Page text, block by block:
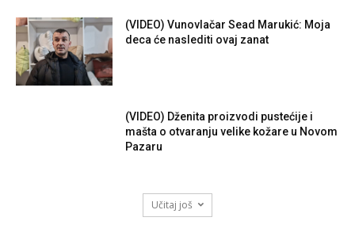
(VIDEO) Vunovlačar Sead Marukić: Moja
deca će naslediti ovaj zanat
(VIDEO) Dženita proizvodi pustećije i
mašta o otvaranju velike kožare u Novom
Pazaru
Učitaj još